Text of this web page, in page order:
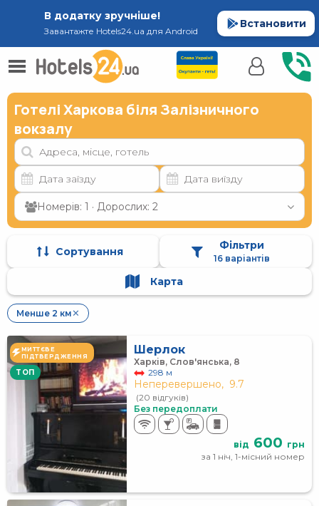
В додатку зручніше!
Завантажте Hotels24.ua для Android
Встановити
Готелі Харкова біля Залізничного
вокзалу
Номерів: 1 · Дорослих: 2
Сортування Фільтри
16 варіантів
Карта
Менше 2 км ✕
МИТТЄВЕ
ПІДТВЕРДЖЕННЯ
TOП
Шерлок
Харків, Слов'янська, 8
298 м
Неперевершено, 9.7
(20 відгуків)
Без передоплати
від 600 грн
за 1 ніч, 1-місний номер